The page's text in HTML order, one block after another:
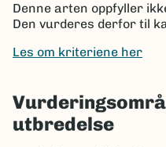
Denne arten oppfyller
Den vurderes derfor til
Les om kriteriene her
utbredelse